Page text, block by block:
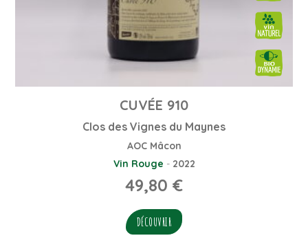
CUVÉE 910
Clos des Vignes du Maynes
AOC Mâcon
Vin Rouge - 2022
49,80 €
DÉCOUVRIR